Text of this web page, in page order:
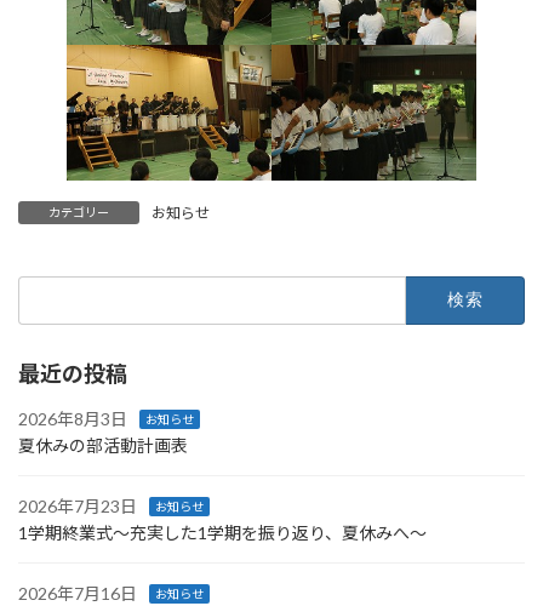
カテゴリー お知らせ
最近の投稿
2026年8月3日 お知らせ
夏休みの部活動計画表
2026年7月23日 お知らせ
1学期終業式〜充実した1学期を振り返り、夏休みへ〜
2026年7月16日 お知らせ